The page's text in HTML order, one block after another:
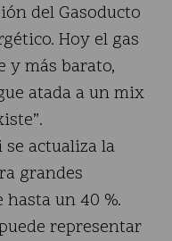
del Gasoducto
Hoy el gas
y más barato,
atada a un mix
actualiza la
grandes
un 40 %.
representar